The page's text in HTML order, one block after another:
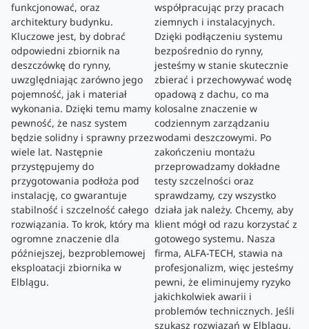
funkcjonować, oraz
architektury budynku.
Kluczowe jest, by dobrać
odpowiedni zbiornik na
deszczówkę do rynny,
uwzględniając zarówno jego
pojemność, jak i materiał
wykonania. Dzięki temu mamy
pewność, że nasz system
będzie solidny i sprawny przez
wiele lat. Następnie
przystępujemy do
przygotowania podłoża pod
instalację, co gwarantuje
stabilność i szczelność całego
rozwiązania. To krok, który ma
ogromne znaczenie dla
późniejszej, bezproblemowej
eksploatacji zbiornika w
Elblągu.
współpracując przy pracach
ziemnych i instalacyjnych.
Dzięki podłączeniu systemu
bezpośrednio do rynny,
jesteśmy w stanie skutecznie
zbierać i przechowywać wodę
opadową z dachu, co ma
kolosalne znaczenie w
codziennym zarządzaniu
wodami deszczowymi. Po
zakończeniu montażu
przeprowadzamy dokładne
testy szczelności oraz
sprawdzamy, czy wszystko
działa jak należy. Chcemy, aby
klient mógł od razu korzystać z
gotowego systemu. Nasza
firma, ALFA-TECH, stawia na
profesjonalizm, więc jesteśmy
pewni, że eliminujemy ryzyko
jakichkolwiek awarii i
problemów technicznych. Jeśli
szukasz rozwiązań w Elblągu,